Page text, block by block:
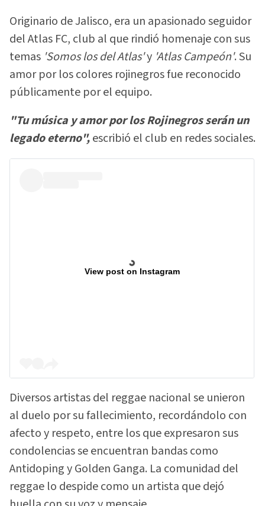
Originario de Jalisco, era un apasionado seguidor
del Atlas FC, club al que rindió homenaje con sus
temas 'Somos los del Atlas'y 'Atlas Campeón'. Su
amor por los colores rojinegros fue reconocido
públicamente por el equipo.
"Tu música y amor por los Rojinegros serán un
legado eterno",escribió el club en redes sociales.
View post on Instagram
Diversos artistas del reggae nacional se unieron
al duelo por su fallecimiento, recordándolo con
afecto y respeto, entre los que expresaron sus
condolencias se encuentran bandas como
Antidoping y Golden Ganga. La comunidad del
reggae lo despide como un artista que dejó